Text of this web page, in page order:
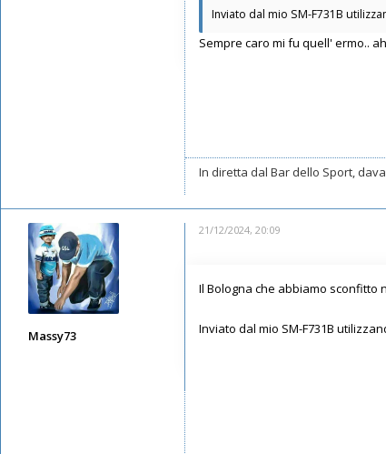
Inviato dal mio SM-F731B
Sempre caro mi fu quell' ermo..
In diretta dal Bar dello Sport,
Massy73
21/12/2024, 20:09
Il Bologna che abbiamo sconfitto
Inviato dal mio SM-F731B